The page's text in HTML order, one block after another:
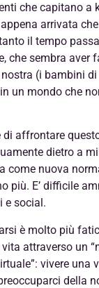
che capitano a
arrivata
il tempo
che sembra aver
(i bambini
un mondo che
di affrontare
dietro a
come nuova
più. E’ difficile
e social.
è molto più
attraverso un
vivere una
della